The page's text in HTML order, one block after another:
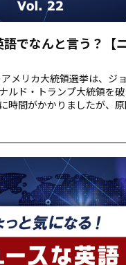
語でなんと言う？【
メリカ大統領選挙は、ジ
ルド・トランプ大統領を
時間がかかりましたが、